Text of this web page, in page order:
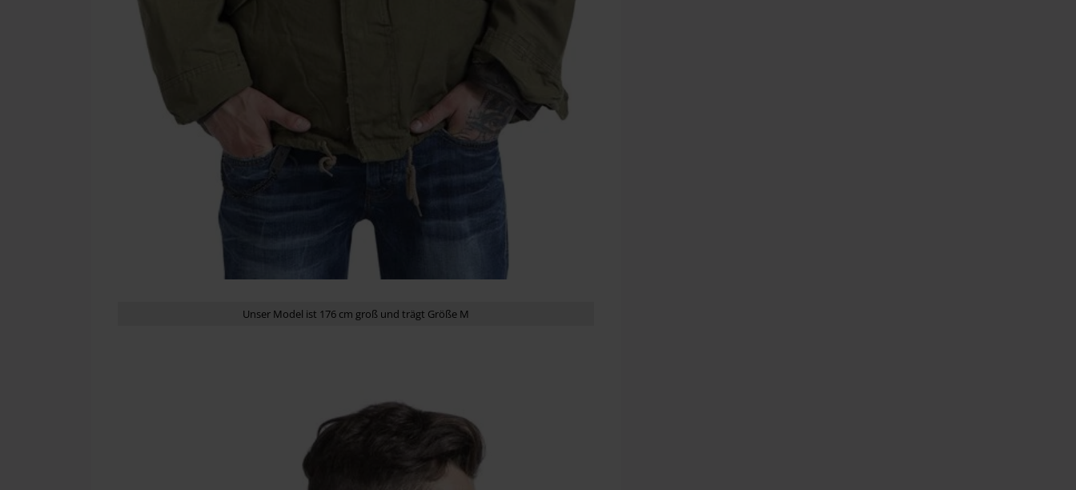
Unser Model ist 176 cm groß und trägt Größe M